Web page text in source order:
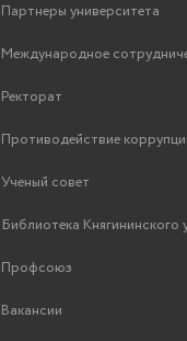
Партнеры университета
Международное
Ректорат
Противодействие
Ученый совет
Библиотека Княгининского
Профсоюз
Вакансии